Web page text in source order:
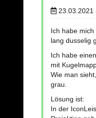
23.03.2021
Ich habe
lang dusselig
Ich habe
mit
Wie man
grau.
Lösung ist:
In der